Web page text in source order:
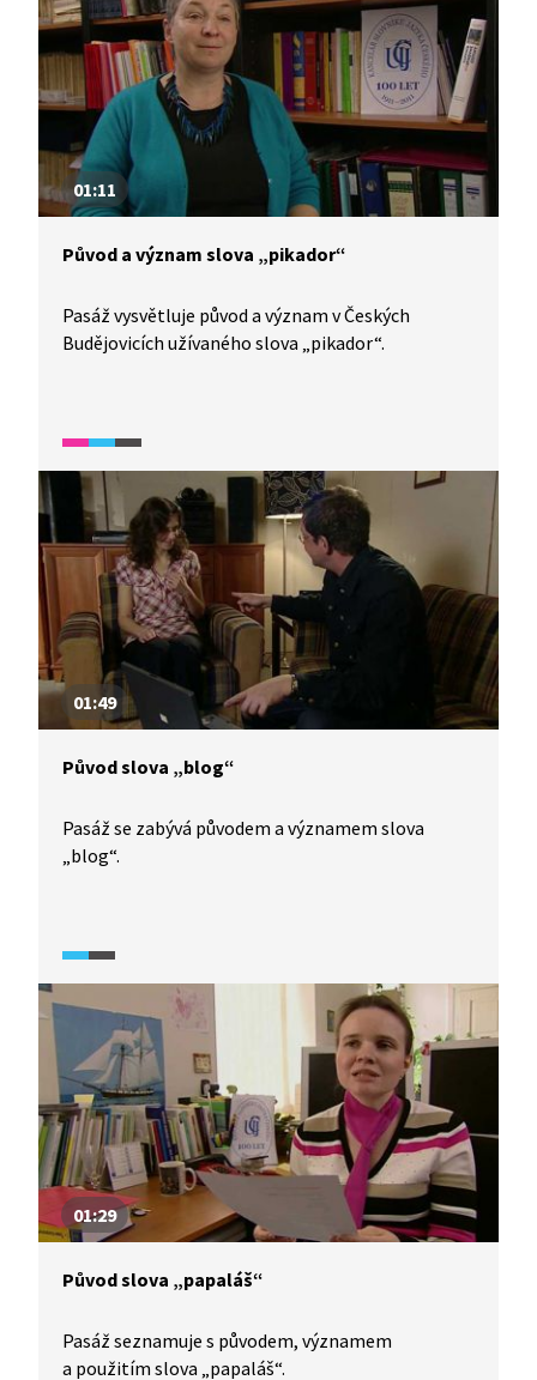
01:11
Původ a význam slova „pikador“
Pasáž vysvětluje původ a význam v Českých
Budějovicích užívaného slova „pikador“.
01:49
Původ slova „blog“
Pasáž se zabývá původem a významem slova
„blog“.
01:29
Původ slova „papaláš“
Pasáž seznamuje s původem, významem
a použitím slova „papaláš“.